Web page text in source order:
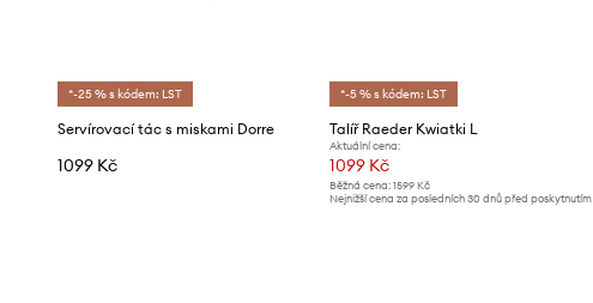
*-25 % s kódem: LST
Servírovací tác s miskami Dorre
1099 Kč
*-5 % s kódem: LST
Talíř Raeder Kwiatki L
Aktuální cena:
1099 Kč
Běžná cena:1599 Kč
Nejnižší cena za posledních 30 dnů před poskytnutím